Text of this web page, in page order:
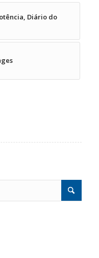
Diário do